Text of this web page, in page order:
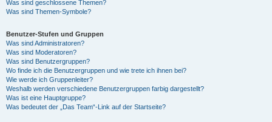
Was sind geschlossene Themen?
Was sind Themen-Symbole?
Benutzer-Stufen und Gruppen
Was sind Administratoren?
Was sind Moderatoren?
Was sind Benutzergruppen?
Wo finde ich die Benutzergruppen und wie trete ich ihnen bei?
Wie werde ich Gruppenleiter?
Weshalb werden verschiedene Benutzergruppen farbig dargestellt?
Was ist eine Hauptgruppe?
Was bedeutet der „Das Team“-Link auf der Startseite?